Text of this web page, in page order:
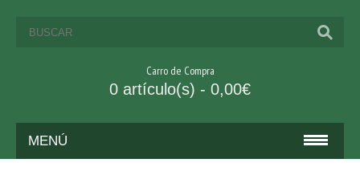
Carro de Compra
0 artículo(s) - 0,00€
MENÚ